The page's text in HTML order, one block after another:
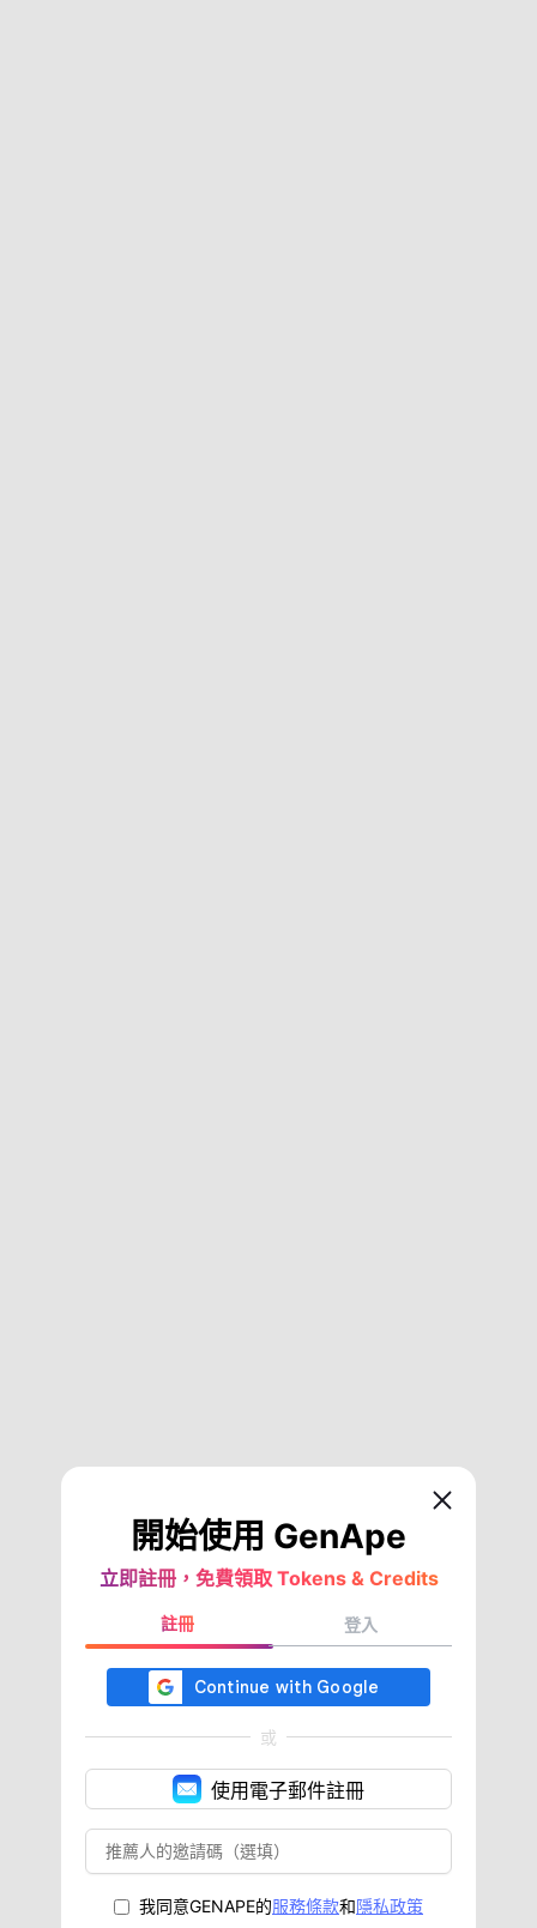
開始使用 GenApe
立即註冊，免費領取 Tokens & Credits
註冊 登入
或
使用電子郵件註冊
我同意GENAPE的服務條款和隱私政策